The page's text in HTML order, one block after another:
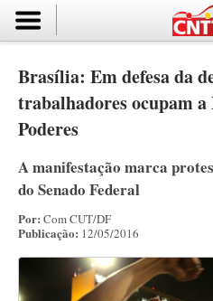
Brasília: Em defesa da
trabalhadores ocupam a
Poderes
A manifestação marca
do Senado Federal
Por: Com CUT/DF
Publicação: 12/05/2016